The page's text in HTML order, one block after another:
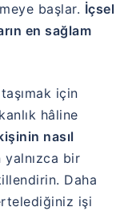
başlar. İçsel
en sağlam
için
hâline
nasıl
yalnızca bir
Daha
işi